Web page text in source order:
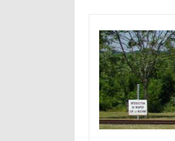
content